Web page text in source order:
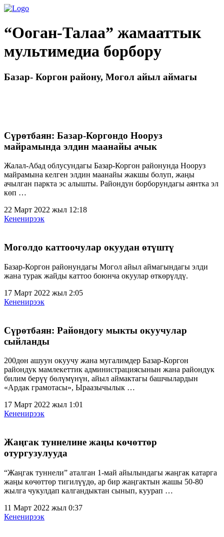
“Ооган-Талаа” жамааттык
мультимедиа борбору
Базар- Коргон району, Могол айыл аймагы
Сүрөтбаян: Базар-Коргондо Нооруз
майрамында элдин маанайы ачык
Жалал-Абад облусундагы Базар-Коргон районунда Нооруз
майрамына келген элдин маанайы жакшы болуп, жаңы
ачылган паркта эс алышты. Райондун борборундагы аянтка эл
көп …
22 Март 2022 жыл 12:18
Кененирээк
Моголдо каттоочулар окуудан өтүштү
Базар-Коргон районундагы Могол айыл аймагындагы элди
жана турак жайды каттоо боюнча окуулар өткөрүлдү.
17 Март 2022 жыл 2:05
Кененирээк
Сүрөтбаян: Райондогу мыкты окуучулар
сыйланды
200дөн ашуун окуучу жана мугалимдер Базар-Коргон
райондук мамлекеттик администрациясынын жана райондук
билим берүү бөлүмүнүн, айыл аймактагы башчылардын
«Ардак грамотасы», Ыраазычылык …
17 Март 2022 жыл 1:01
Кененирээк
Жаңгак туннелине жаңы көчөттөр
отургузулууда
“Жаңгак туннели” аталган 1-май айылындагы жаңгак катарга
жаңы көчөттөр тигилүүдө, ар бир жаңгактын жашы 50-80
жылга чукулдап калгандыктан сынып, куурап …
11 Март 2022 жыл 0:37
Кененирээк